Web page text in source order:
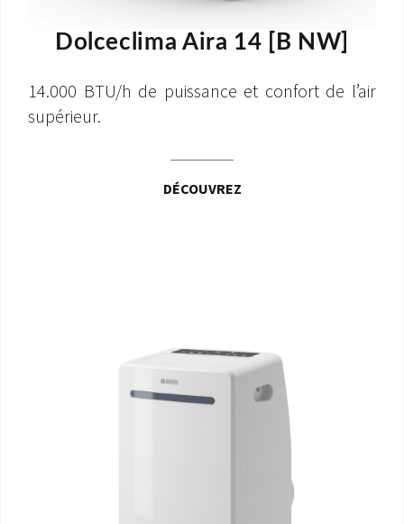
Dolceclima Aira 14 [B NW]
14.000 BTU/h de puissance et confort de l’air
supérieur.
DÉCOUVREZ